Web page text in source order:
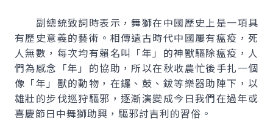
副總統致詞時表示，舞獅在中國歷史上是一項具
有歷史意義的藝術。相傳遠古時代中國屢有瘟疫，死
人無數，每次均有賴名叫「年」的神獸驅除瘟疫，人
們為感念「年」的協助，所以在秋收農忙後手扎一個
像「年」獸的動物，在鑼、鼓、鈸等樂器助陣下，以
雄壯的步伐巡狩驅邪，逐漸演變成今日我們在過年或
喜慶節日中舞獅助興，驅邪討吉利的習俗。